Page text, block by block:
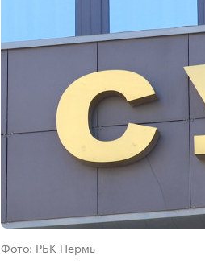
Фото: РБК Пермь